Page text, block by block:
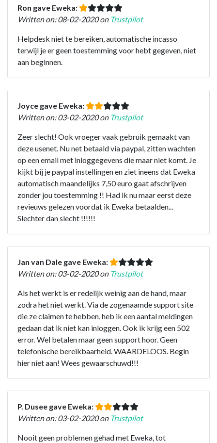
Ron gave Eweka:
Written on: 08-02-2020 on Trustpilot
Helpdesk niet te bereiken, automatische incasso
terwijl je er geen toestemming voor hebt gegeven, niet
aan beginnen.
Joyce gave Eweka:
Written on: 03-02-2020 on Trustpilot
Zeer slecht! Ook vroeger vaak gebruik gemaakt van
deze usenet. Nu net betaald via paypal, zitten wachten
op een email met inloggegevens die maar niet komt. Je
kijkt bij je paypal instellingen en ziet ineens dat Eweka
automatisch maandelijks 7,50 euro gaat afschrijven
zonder jou toestemming !! Had ik nu maar eerst deze
revieuws gelezen voordat ik Eweka betaalden...
Slechter dan slecht !!!!!!
Jan van Dale gave Eweka:
Written on: 03-02-2020 on Trustpilot
Als het werkt is er redelijk weinig aan de hand, maar
zodra het niet werkt. Via de zogenaamde support site
die ze claimen te hebben, heb ik een aantal meldingen
gedaan dat ik niet kan inloggen. Ook ik krijg een 502
error. Wel betalen maar geen support hoor. Geen
telefonische bereikbaarheid. WAARDELOOS. Begin
hier niet aan! Wees gewaarschuwd!!!
P. Dusee gave Eweka:
Written on: 03-02-2020 on Trustpilot
Nooit geen problemen gehad met Eweka, tot